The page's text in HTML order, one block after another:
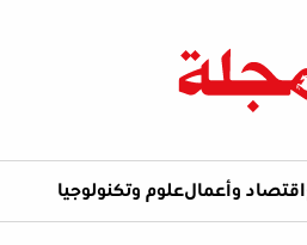
اقتصاد وأعمالعلوم وتكنولوجيا